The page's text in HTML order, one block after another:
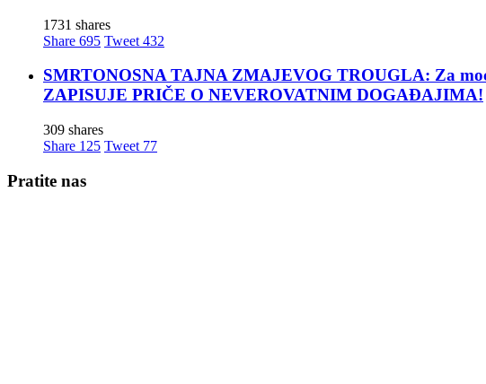
1731 shares
Share 695 Tweet 432
SMRTONOSNA TAJNA ZMAJEVOG TROUGLA: Za
ZAPISUJE PRIČE O NEVEROVATNIM DOGAĐAJIMA!
309 shares
Share 125 Tweet 77
Pratite nas